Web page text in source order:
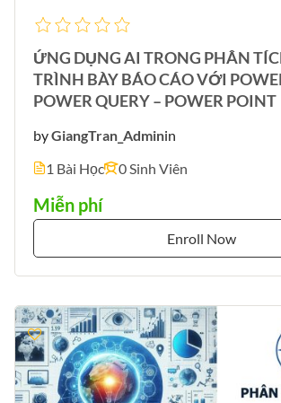
ỨNG DỤNG AI TRONG PHÂN
TRÌNH BÀY BÁO CÁO VỚI
POWER QUERY – POWER POINT
byGiangTran_Adminin
1 Bài Học
0 Sinh Viên
Miễn phí
Enroll Now